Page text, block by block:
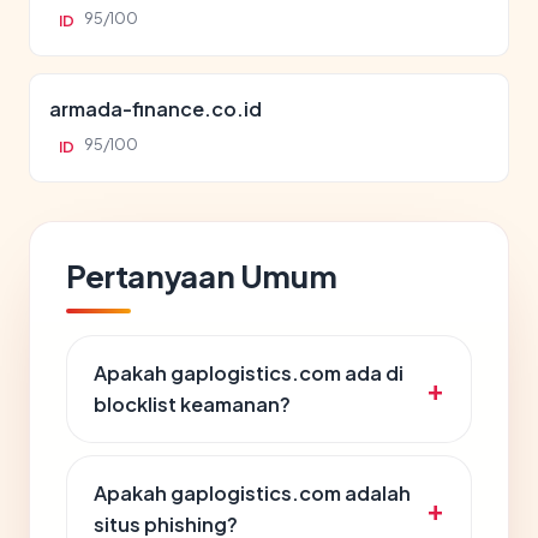
ID 95/100
armada-finance.co.id
ID 95/100
Pertanyaan Umum
Apakah gaplogistics.com ada di
blocklist keamanan?
Apakah gaplogistics.com adalah
situs phishing?